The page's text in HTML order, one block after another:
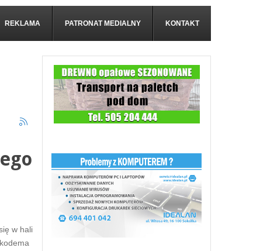
REKLAMA PATRONAT MEDIALNY KONTAKT
w hali